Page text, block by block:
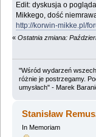
Edit: dyskusja o
Mikkego, dość
http://korwin-mikke.pl/
« Ostatnia zmiana:
"Wśród wydarzeń
różnie je postrzegamy.
umysłach" - Marek
Stanisław
In Memoriam